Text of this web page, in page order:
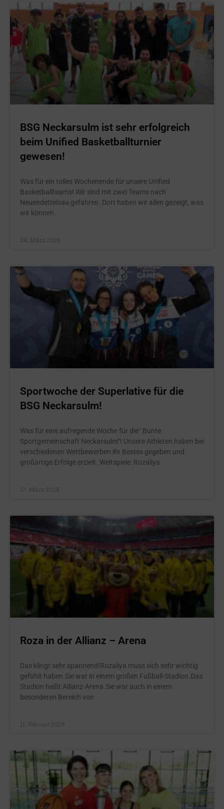
BSG Neckarsulm ist sehr erfolgreich
beim Unified Basketballturnier
gewesen!
Was für ein tolles Wochenende für unsere Unified
Basketballteams! Wir sind mit zwei Teams nach
Neuendettelsau gefahren. Dort haben wir allen gezeigt, was
wir können.
24. März 2025
Sportwoche der Superlative für die
BSG Neckarsulm!
Was für eine aufregende Woche für die“ Bunte
Sportgemeinschaft Neckarsulm“! Unsere Athleten haben bei
verschiedenen Wettbewerben ihr Bestes gegeben und
großartige Erfolge erzielt. Weltspiele: Rozaliya
17. März 2025
Roza in der Allianz – Arena
Das klingt sehr spannend!Rozaliya muss sich sehr wichtig
gefühlt haben.Sie war in einem großen Fußball-Stadion.Das
Stadion heißt Allianz-Arena.Sie war auch in einem
besonderen Bereich von
11. Februar 2025